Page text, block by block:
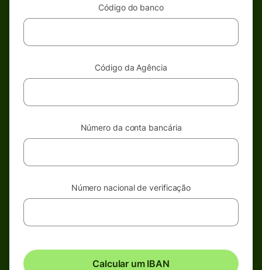
Código do banco
Código da Agência
Número da conta bancária
Número nacional de verificação
Calcular um IBAN